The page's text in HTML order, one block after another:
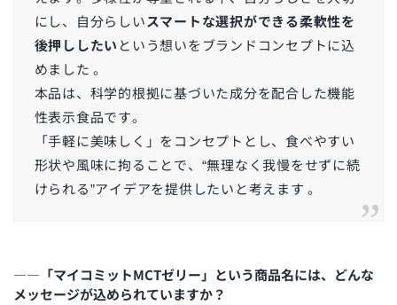
にし、自分らしいスマートな選択ができる柔軟性を
後押ししたい という想いをブランドコンセプトに込
めました。
本品は、科学的根拠に基づいた成分を配合した機能
性表示食品です。
「手軽に美味しく」をコンセプトとし、食べやすい
形状や風味に拘ることで、“無理なく我慢をせずに続
けられる”アイデアを提供したいと考えます。
――「マイコミットMCTゼリー」という商品名には、どんな
メッセージが込められていますか？